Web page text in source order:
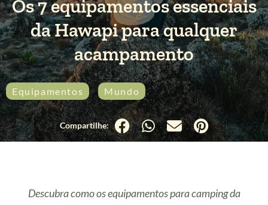
Os 7 equipamentos essenciais
da Hawapi para qualquer
acampamento
Equipamentos Mundo
Descubra como os equipamentos para camping da